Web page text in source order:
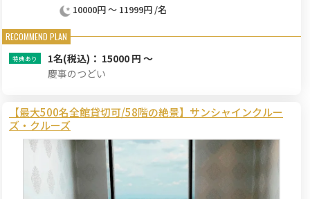
10000円 ～ 11999円 /名
1名(税込)： 15000 円 ～
慶事のつどい
【最大500名全館貸切可/58階の絶景】サンシャインクルー
ズ・クルーズ